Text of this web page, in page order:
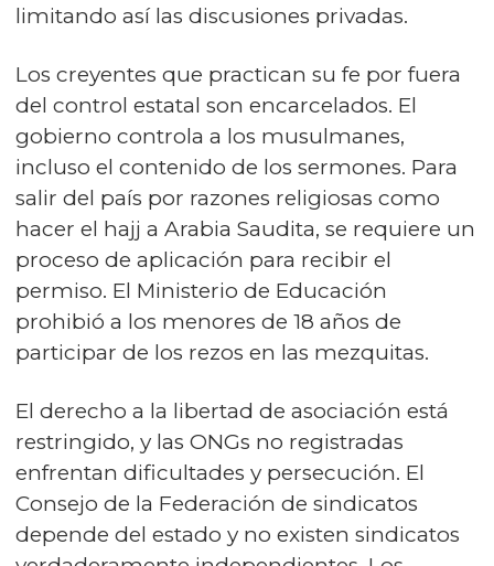
limitando así las discusiones privadas.
Los creyentes que practican su fe por fuera
del control estatal son encarcelados. El
gobierno controla a los musulmanes,
incluso el contenido de los sermones. Para
salir del país por razones religiosas como
hacer el hajj a Arabia Saudita, se requiere un
proceso de aplicación para recibir el
permiso. El Ministerio de Educación
prohibió a los menores de 18 años de
participar de los rezos en las mezquitas.
El derecho a la libertad de asociación está
restringido, y las ONGs no registradas
enfrentan dificultades y persecución. El
Consejo de la Federación de sindicatos
depende del estado y no existen sindicatos